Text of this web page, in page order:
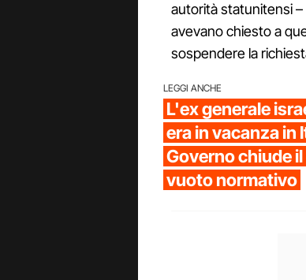
autorità statunitensi
avevano chiesto a
sospendere la
LEGGI ANCHE
L'ex generale
era in vacanza in
Governo chiude
vuoto normativo